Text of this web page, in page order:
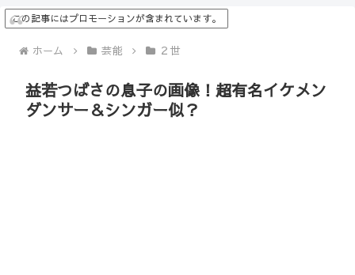
この記事にはプロモーションが含まれています。
ホーム 芸能 ２世
益若つばさの息子の画像！超有名イケメン
ダンサー＆シンガー似？